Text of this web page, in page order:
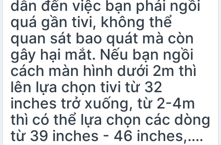
dẫn đến việc bạn phải ngồi
quá gần tivi, không thể
quan sát bao quát mà còn
gây hại mắt. Nếu bạn ngồi
cách màn hình dưới 2m thì
lên lựa chọn tivi từ 32
inches trở xuống, từ 2-4m
thì có thể lựa chọn các dòng
từ 39 inches - 46 inches,….